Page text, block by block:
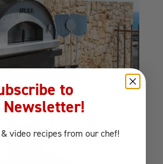
to
& video recipes from our chef!